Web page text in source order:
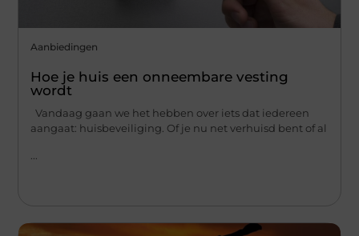
Aanbiedingen
Hoe je huis een onneembare vesting
wordt
Vandaag gaan we het hebben over iets dat iedereen
aangaat: huisbeveiliging. Of je nu net verhuisd bent of al